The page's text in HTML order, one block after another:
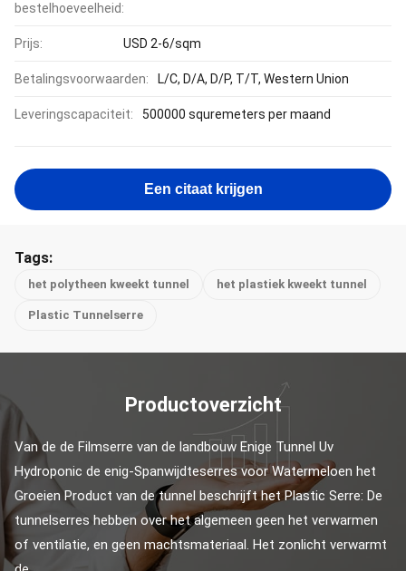
bestelhoeveelheid:
Prijs: USD 2-6/sqm
Betalingsvoorwaarden: L/C, D/A, D/P, T/T, Western Union
Leveringscapaciteit: 500000 squremeters per maand
Een citaat krijgen
Tags:
het polytheen kweekt tunnel het plastiek kweekt tunnel
Plastic Tunnelserre
Productoverzicht
Van de de Filmserre van de landbouw Enige Tunnel Uv
Hydroponic de enig-Spanwijdteserres voor Watermeloen het
Groeien Product van de tunnel beschrijft het Plastic Serre: De
tunnelserres hebben over het algemeen geen het verwarmen
of ventilatie, en geen machtsmateriaal. Het zonlicht verwarmt